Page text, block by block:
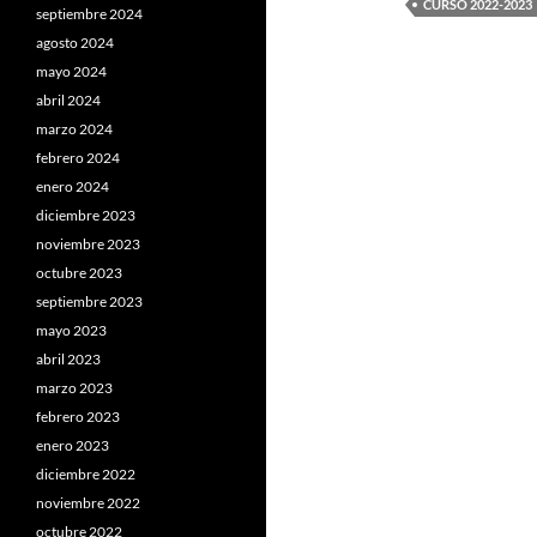
CURSO 2022-2023
septiembre 2024
agosto 2024
mayo 2024
abril 2024
marzo 2024
febrero 2024
enero 2024
diciembre 2023
noviembre 2023
octubre 2023
septiembre 2023
mayo 2023
abril 2023
marzo 2023
febrero 2023
enero 2023
diciembre 2022
noviembre 2022
octubre 2022